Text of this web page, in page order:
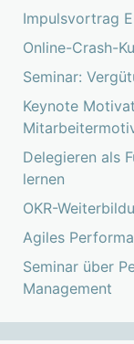
Impulsvortrag
Online-Crash-
Seminar:
Keynote
Delegieren als
lernen
OKR-
Agiles
Seminar über
Management